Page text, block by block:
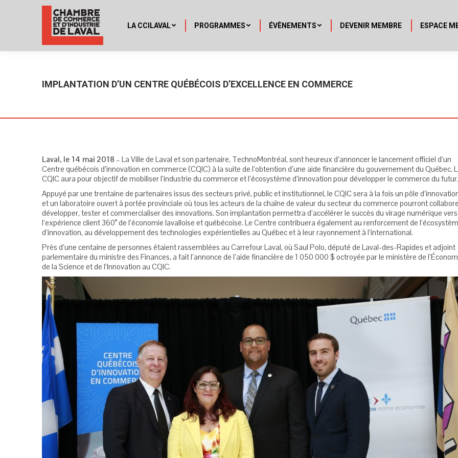
LA CCILAVAL PROGRAMMES ÉVÈNEMENTS DEVENIR MEMBRE ESPACE
IMPLANTATION D’UN CENTRE QUÉBÉCOIS D’EXCELLENCE EN COMMERCE
Laval, le 14 mai 2018 – La Ville de Laval et son partenaire, TechnoMontréal, sont heureux d’annoncer le lancement officiel d’un
Centre québécois d’innovation en commerce (CQIC) à la suite de l’obtention d’une aide financière du gouvernement du Québec.
CQIC aura pour objectif de mobiliser l’industrie du commerce et l’écosystème d’innovation pour développer le commerce du futur.
Appuyé par une trentaine de partenaires issus des secteurs privé, public et institutionnel, le CQIC sera à la fois un pôle
et un laboratoire ouvert à portée provinciale où tous les acteurs de la chaîne de valeur du secteur du commerce pourront
développer, tester et commercialiser des innovations. Son implantation permettra d’accélérer le succès du virage numérique vers
l’expérience client 360° de l’économie lavalloise et québécoise. Le Centre contribuera également au renforcement de
d’innovation, au développement des technologies expérientielles au Québec et à leur rayonnement à l’international.
Près d’une centaine de personnes étaient rassemblées au Carrefour Laval, où Saul Polo, député de Laval-des-Rapides et adjoint
parlementaire du ministre des Finances, a fait l’annonce de l’aide financière de 1 050 000 $ octroyée par le ministère de
de la Science et de l’Innovation au CQIC.